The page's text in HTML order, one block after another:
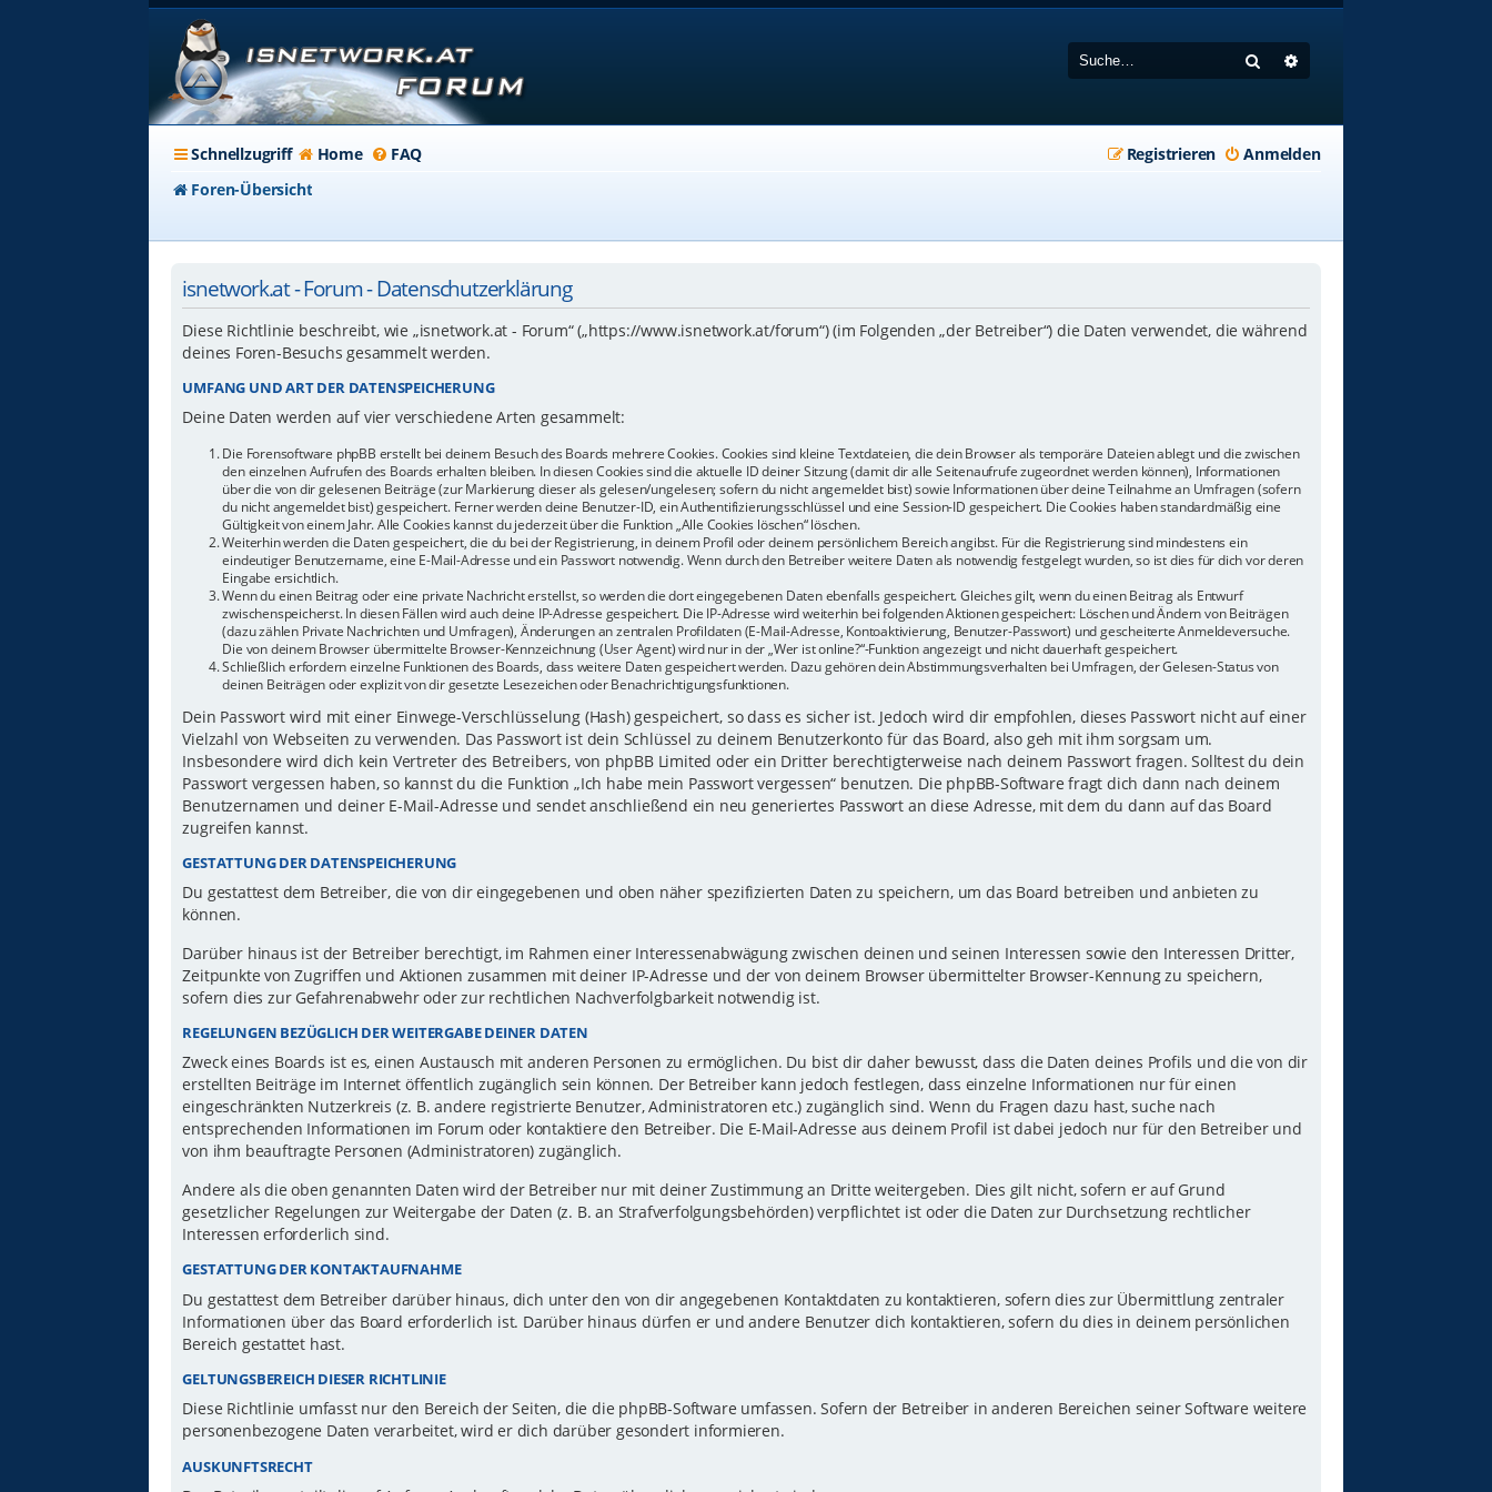
Suche
Schnellzugriff Home FAQ Anmelden
Registrieren
Foren-Übersicht
isnetwork.at - Forum - Datenschutzerklärung
Diese Richtlinie beschreibt, wie „isnetwork.at - Forum“ („https://www.isnetwork.at/forum“) (im Folgenden „der Betreiber“) die Daten verwendet, die während
deines Foren-Besuchs gesammelt werden.
UMFANG UND ART DER DATENSPEICHERUNG
Deine Daten werden auf vier verschiedene Arten gesammelt:
Die Forensoftware phpBB erstellt bei deinem Besuch des Boards mehrere Cookies. Cookies sind kleine Textdateien, die dein Browser als temporäre Dateien ablegt und die zwischen
den einzelnen Aufrufen des Boards erhalten bleiben. In diesen Cookies sind die aktuelle ID deiner Sitzung (damit dir alle Seitenaufrufe zugeordnet werden können), Informationen
über die von dir gelesenen Beiträge (zur Markierung dieser als gelesen/ungelesen; sofern du nicht angemeldet bist) sowie Informationen über deine Teilnahme an Umfragen (sofern
du nicht angemeldet bist) gespeichert. Ferner werden deine Benutzer-ID, ein Authentifizierungsschlüssel und eine Session-ID gespeichert. Die Cookies haben standardmäßig eine
Gültigkeit von einem Jahr. Alle Cookies kannst du jederzeit über die Funktion „Alle Cookies löschen“ löschen.
Weiterhin werden die Daten gespeichert, die du bei der Registrierung, in deinem Profil oder deinem persönlichem Bereich angibst. Für die Registrierung sind mindestens ein
eindeutiger Benutzername, eine E-Mail-Adresse und ein Passwort notwendig. Wenn durch den Betreiber weitere Daten als notwendig festgelegt wurden, so ist dies für dich vor deren
Eingabe ersichtlich.
Wenn du einen Beitrag oder eine private Nachricht erstellst, so werden die dort eingegebenen Daten ebenfalls gespeichert. Gleiches gilt, wenn du einen Beitrag als Entwurf
zwischenspeicherst. In diesen Fällen wird auch deine IP-Adresse gespeichert. Die IP-Adresse wird weiterhin bei folgenden Aktionen gespeichert: Löschen und Ändern von Beiträgen
(dazu zählen Private Nachrichten und Umfragen), Änderungen an zentralen Profildaten (E-Mail-Adresse, Kontoaktivierung, Benutzer-Passwort) und gescheiterte Anmeldeversuche.
Die von deinem Browser übermittelte Browser-Kennzeichnung (User Agent) wird nur in der „Wer ist online?“-Funktion angezeigt und nicht dauerhaft gespeichert.
Schließlich erfordern einzelne Funktionen des Boards, dass weitere Daten gespeichert werden. Dazu gehören dein Abstimmungsverhalten bei Umfragen, der Gelesen-Status von
deinen Beiträgen oder explizit von dir gesetzte Lesezeichen oder Benachrichtigungsfunktionen.
Dein Passwort wird mit einer Einwege-Verschlüsselung (Hash) gespeichert, so dass es sicher ist. Jedoch wird dir empfohlen, dieses Passwort nicht auf einer
Vielzahl von Webseiten zu verwenden. Das Passwort ist dein Schlüssel zu deinem Benutzerkonto für das Board, also geh mit ihm sorgsam um.
Insbesondere wird dich kein Vertreter des Betreibers, von phpBB Limited oder ein Dritter berechtigterweise nach deinem Passwort fragen. Solltest du dein
Passwort vergessen haben, so kannst du die Funktion „Ich habe mein Passwort vergessen“ benutzen. Die phpBB-Software fragt dich dann nach deinem
Benutzernamen und deiner E-Mail-Adresse und sendet anschließend ein neu generiertes Passwort an diese Adresse, mit dem du dann auf das Board
zugreifen kannst.
GESTATTUNG DER DATENSPEICHERUNG
Du gestattest dem Betreiber, die von dir eingegebenen und oben näher spezifizierten Daten zu speichern, um das Board betreiben und anbieten zu
können.
Darüber hinaus ist der Betreiber berechtigt, im Rahmen einer Interessenabwägung zwischen deinen und seinen Interessen sowie den Interessen Dritter,
Zeitpunkte von Zugriffen und Aktionen zusammen mit deiner IP-Adresse und der von deinem Browser übermittelter Browser-Kennung zu speichern,
sofern dies zur Gefahrenabwehr oder zur rechtlichen Nachverfolgbarkeit notwendig ist.
REGELUNGEN BEZÜGLICH DER WEITERGABE DEINER DATEN
Zweck eines Boards ist es, einen Austausch mit anderen Personen zu ermöglichen. Du bist dir daher bewusst, dass die Daten deines Profils und die von dir
erstellten Beiträge im Internet öffentlich zugänglich sein können. Der Betreiber kann jedoch festlegen, dass einzelne Informationen nur für einen
eingeschränkten Nutzerkreis (z. B. andere registrierte Benutzer, Administratoren etc.) zugänglich sind. Wenn du Fragen dazu hast, suche nach
entsprechenden Informationen im Forum oder kontaktiere den Betreiber. Die E-Mail-Adresse aus deinem Profil ist dabei jedoch nur für den Betreiber und
von ihm beauftragte Personen (Administratoren) zugänglich.
Andere als die oben genannten Daten wird der Betreiber nur mit deiner Zustimmung an Dritte weitergeben. Dies gilt nicht, sofern er auf Grund
gesetzlicher Regelungen zur Weitergabe der Daten (z. B. an Strafverfolgungsbehörden) verpflichtet ist oder die Daten zur Durchsetzung rechtlicher
Interessen erforderlich sind.
GESTATTUNG DER KONTAKTAUFNAHME
Du gestattest dem Betreiber darüber hinaus, dich unter den von dir angegebenen Kontaktdaten zu kontaktieren, sofern dies zur Übermittlung zentraler
Informationen über das Board erforderlich ist. Darüber hinaus dürfen er und andere Benutzer dich kontaktieren, sofern du dies in deinem persönlichen
Bereich gestattet hast.
GELTUNGSBEREICH DIESER RICHTLINIE
Diese Richtlinie umfasst nur den Bereich der Seiten, die die phpBB-Software umfassen. Sofern der Betreiber in anderen Bereichen seiner Software weitere
personenbezogene Daten verarbeitet, wird er dich darüber gesondert informieren.
AUSKUNFTSRECHT